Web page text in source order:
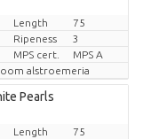
Length
75
Ripeness
3
MPS cert.
MPS A
alstroemeria
Pearls
Length
75